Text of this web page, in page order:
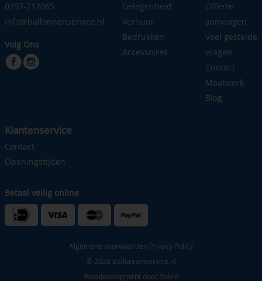
0297-712065
info@ballonnenservice.nl
Volg Ons
Gelegenheid
Verhuur
Bedrukken
Accessoires
Offerte
aanvragen
Veel gestelde
vragen
Contact
Maatwerk
Blog
Klantenservice
Contact
Openingstijden
Betaal veilig online
Algemene voorwaarden Privacy Policy
© 2026 Ballonnenservice.nl
Webdevelopment door Solvio